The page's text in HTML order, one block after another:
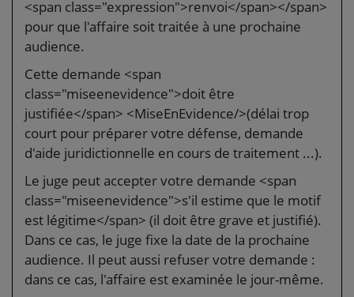
<span class="expression">renvoi</span></span>
pour que l'affaire soit traitée à une prochaine
audience.
Cette demande <span
class="miseenevidence">doit être
justifiée</span> <MiseEnEvidence/>(délai trop
court pour préparer votre défense, demande
d'aide juridictionnelle en cours de traitement ...).
Le juge peut accepter votre demande <span
class="miseenevidence">s'il estime que le motif
est légitime</span> (il doit être grave et justifié).
Dans ce cas, le juge fixe la date de la prochaine
audience. Il peut aussi refuser votre demande :
dans ce cas, l'affaire est examinée le jour-même.